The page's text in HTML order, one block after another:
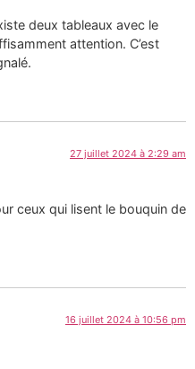
deux tableaux avec le
attention. C’est
27 juillet 2024 à 2:29 am
ceux qui lisent le bouquin de
16 juillet 2024 à 10:56 pm